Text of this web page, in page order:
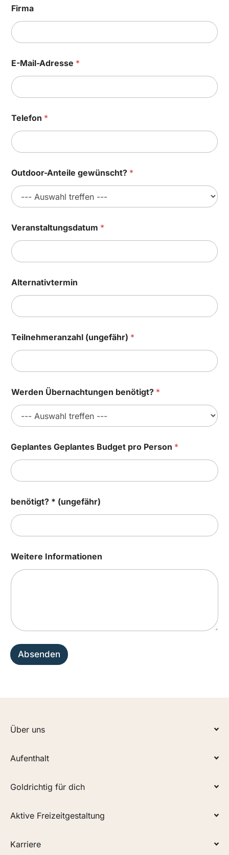
Firma
E-Mail-Adresse *
Telefon *
Outdoor-Anteile gewünscht? *
Veranstaltungsdatum *
Alternativtermin
Teilnehmeranzahl (ungefähr) *
Werden Übernachtungen benötigt? *
Geplantes Geplantes Budget pro Person *
benötigt? * (ungefähr)
Weitere Informationen
Absenden
Über uns
Aufenthalt
Goldrichtig für dich
Aktive Freizeitgestaltung
Karriere